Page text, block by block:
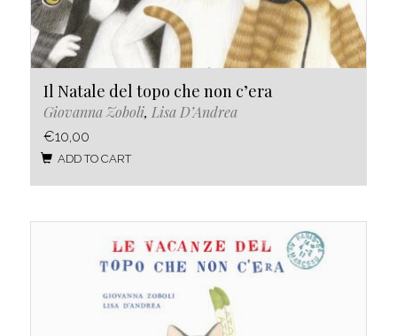
Il Natale del topo che non c’era
Giovanna Zoboli, Lisa D’Andrea
€10,00
ADD TO CART